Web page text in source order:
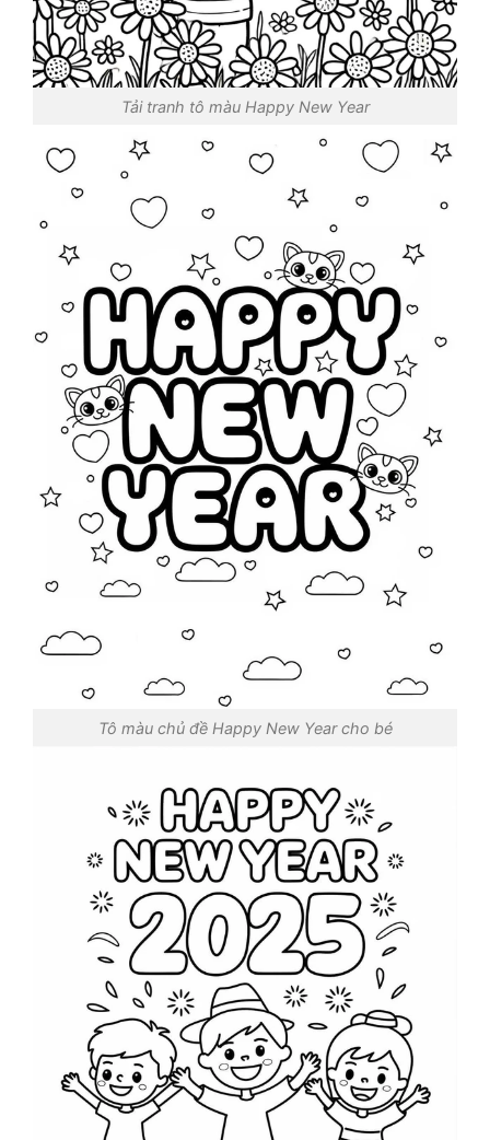
Tải tranh tô màu Happy New Year
Tô màu chủ đề Happy New Year cho bé